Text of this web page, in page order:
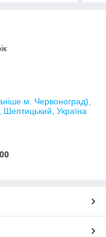
м. Червоноград),
Україна